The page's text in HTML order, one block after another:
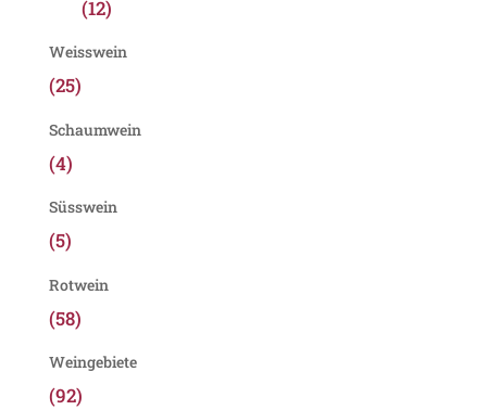
(12)
Weisswein
(25)
Schaumwein
(4)
Süsswein
(5)
Rotwein
(58)
Weingebiete
(92)